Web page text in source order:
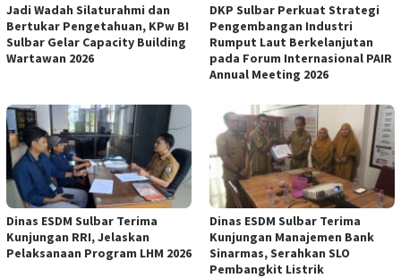
Jadi Wadah Silaturahmi dan
Bertukar Pengetahuan, KPw BI
Sulbar Gelar Capacity Building
Wartawan 2026
DKP Sulbar Perkuat Strategi
Pengembangan Industri
Rumput Laut Berkelanjutan
pada Forum Internasional PAIR
Annual Meeting 2026
Dinas ESDM Sulbar Terima
Kunjungan RRI, Jelaskan
Pelaksanaan Program LHM 2026
Dinas ESDM Sulbar Terima
Kunjungan Manajemen Bank
Sinarmas, Serahkan SLO
Pembangkit Listrik